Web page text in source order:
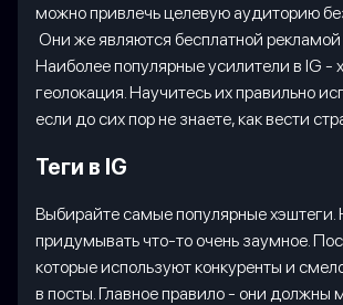
можно привлечь целевую аудиторию
Они же являются бесплатной рекламой
Наиболее популярные усилители в IG -
геолокация. Научитесь их правильно
если до сих пор не знаете, как вести
Теги в IG
Выбирайте самые популярные хэштеги.
придумывать что-то очень заумное.
которые используют конкуренты и
в посты. Главное правило - они должны